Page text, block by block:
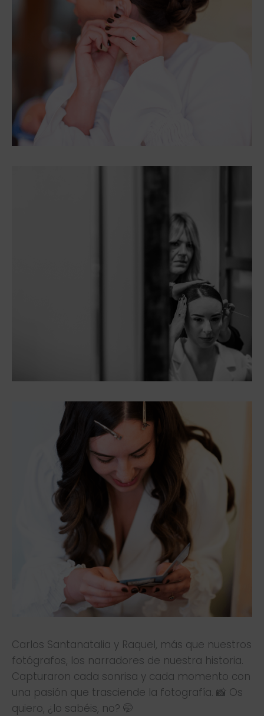
Carlos Santanatalia y Raquel, más que nuestros
fotógrafos, los narradores de nuestra historia.
Capturaron cada sonrisa y cada momento con
una pasión que trasciende la fotografía. 📸 Os
quiero, ¿lo sabéis, no? 🤭